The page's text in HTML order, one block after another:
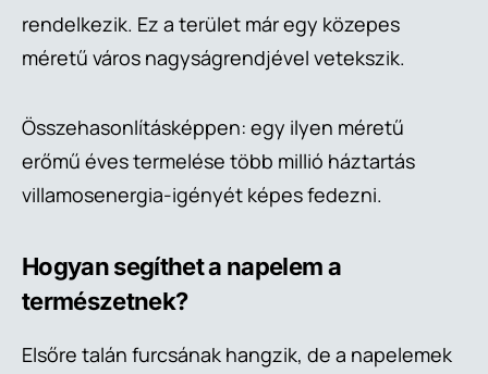
rendelkezik. Ez a terület már egy közepes
méretű város nagyságrendjével vetekszik.
Összehasonlításképpen: egy ilyen méretű
erőmű éves termelése több millió háztartás
villamosenergia-igényét képes fedezni.
Hogyan segíthet a napelem a
természetnek?
Elsőre talán furcsának hangzik, de a napelemek